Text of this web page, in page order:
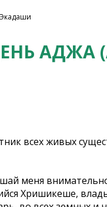
АДЖА
всех живых
меня
Хришикеше,